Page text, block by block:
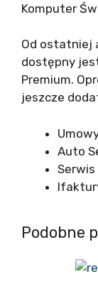
Komputer
Od ostatniej
dostępny
Premium.
jeszcze
Auto
Serwis
Podobne